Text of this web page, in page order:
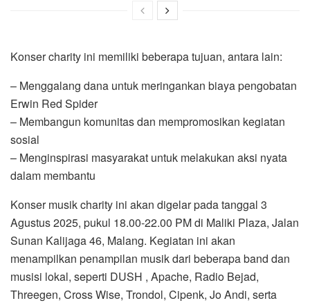
Konser charity ini memiliki beberapa tujuan, antara lain:
– Menggalang dana untuk meringankan biaya pengobatan
Erwin Red Spider
– Membangun komunitas dan mempromosikan kegiatan
sosial
– Menginspirasi masyarakat untuk melakukan aksi nyata
dalam membantu
Konser musik charity ini akan digelar pada tanggal 3
Agustus 2025, pukul 18.00-22.00 PM di Maliki Plaza, Jalan
Sunan Kalijaga 46, Malang. Kegiatan ini akan
menampilkan penampilan musik dari beberapa band dan
musisi lokal, seperti DUSH , Apache, Radio Bejad,
Threegen, Cross Wise, Trondol, Cipenk, Jo Andi, serta